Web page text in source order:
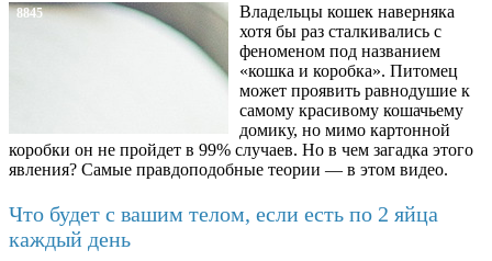
8845
Владельцы кошек наверняка
хотя бы раз сталкивались с
феноменом под названием
«кошка и коробка». Питомец
может проявить равнодушие к
самому красивому кошачьему
домику, но мимо картонной
коробки он не пройдет в 99% случаев. Но в чем загадка этого
явления? Самые правдоподобные теории — в этом видео.
Что будет с вашим телом, если есть по 2 яйца
каждый день